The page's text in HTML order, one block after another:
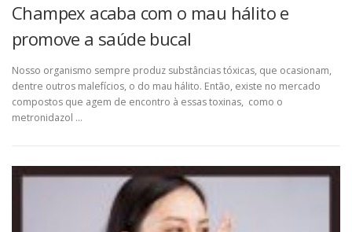
Champex acaba com o mau hálito e
promove a saúde bucal
Nosso organismo sempre produz substâncias tóxicas, que ocasionam,
dentre outros malefícios, o do mau hálito. Então, existe no mercado
compostos que agem de encontro à essas toxinas, como o
metronidazol …